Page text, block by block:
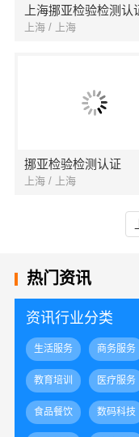
上海 / 上海
挪亚检验检测认证
上海 / 上海
热门资讯
资讯行业分类
生活服务 商务服务
教育培训 医疗服务
食品餐饮 数码科技